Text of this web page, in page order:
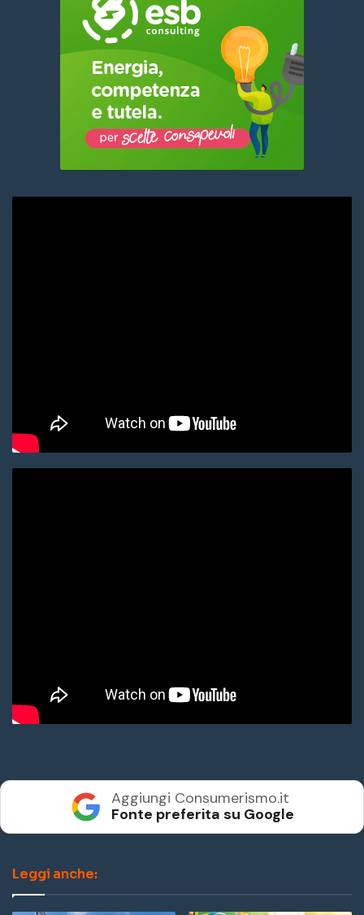
Aggiungi Consumerismo.it
Fonte preferita su Google
Leggi anche: